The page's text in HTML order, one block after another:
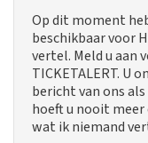
Op dit moment
beschikbaar voor
vertel. Meld u aan
TICKETALERT. U
bericht van ons
hoeft u nooit meer
wat ik niemand